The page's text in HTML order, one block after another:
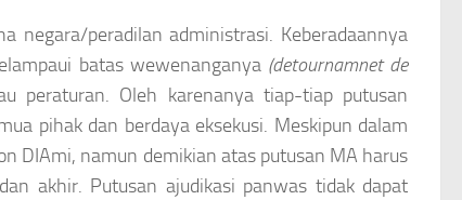
negara/peradilan administrasi. Keberadaannya
batas wewenanganya (detournamnet de
peraturan. Oleh karenanya tiap-tiap putusan
pihak dan berdaya eksekusi. Meskipun dalam
DIAmi, namun demikian atas putusan MA harus
akhir. Putusan ajudikasi panwas tidak dapat